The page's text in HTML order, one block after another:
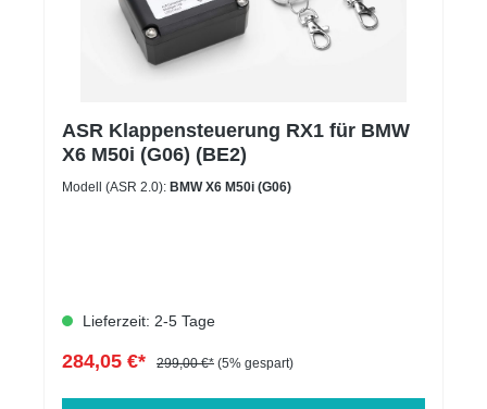
ASR Klappensteuerung RX1 für BMW
X6 M50i (G06) (BE2)
Modell (ASR 2.0): BMW X6 M50i (G06)
Lieferzeit: 2-5 Tage
284,05 €* 299,00 €* (5% gespart)